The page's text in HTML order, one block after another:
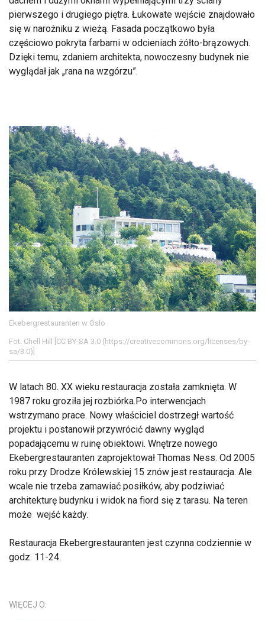
pierwszego i drugiego piętra. Łukowate wejście znajdowało
się w narożniku z wieżą. Fasada początkowo była
częściowo pokryta farbami w odcieniach żółto-brązowych.
Dzięki temu, zdaniem architekta, nowoczesny budynek nie
wyglądał jak „rana na wzgórzu”.
Ekebergrestauranten w Oslo
Fot. Chell Hill [CC BY-SA 3.0 (https://creativecommons.org/licenses/by-
sa/3.0)]
W latach 80. XX wieku restauracja została zamknięta. W
1987 roku groziła jej rozbiórka.Po interwencjach
wstrzymano prace. Nowy właściciel dostrzegł wartość
projektu i postanowił przywrócić dawny wygląd
popadającemu w ruinę obiektowi. Wnętrze nowego
Ekebergrestauranten zaprojektował Thomas Ness. Od 2005
roku przy Drodze Królewskiej 15 znów jest restauracja. Ale
wcale nie trzeba zamawiać posiłków, aby podziwiać
architekturę budynku i widok na fiord się z tarasu. Na teren
może wejść każdy.
Restauracja Ekebergrestauranten jest czynna codziennie w
godz. 11-24.
WIĘCEJ O: